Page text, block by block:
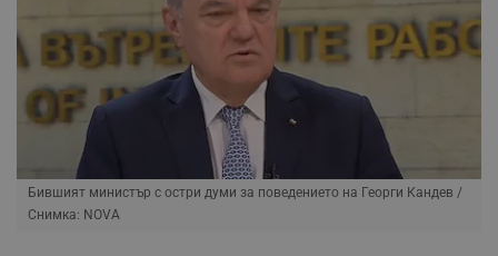
Бившият министър с остри думи за поведението на Георги Кандев /
Снимка: NOVA